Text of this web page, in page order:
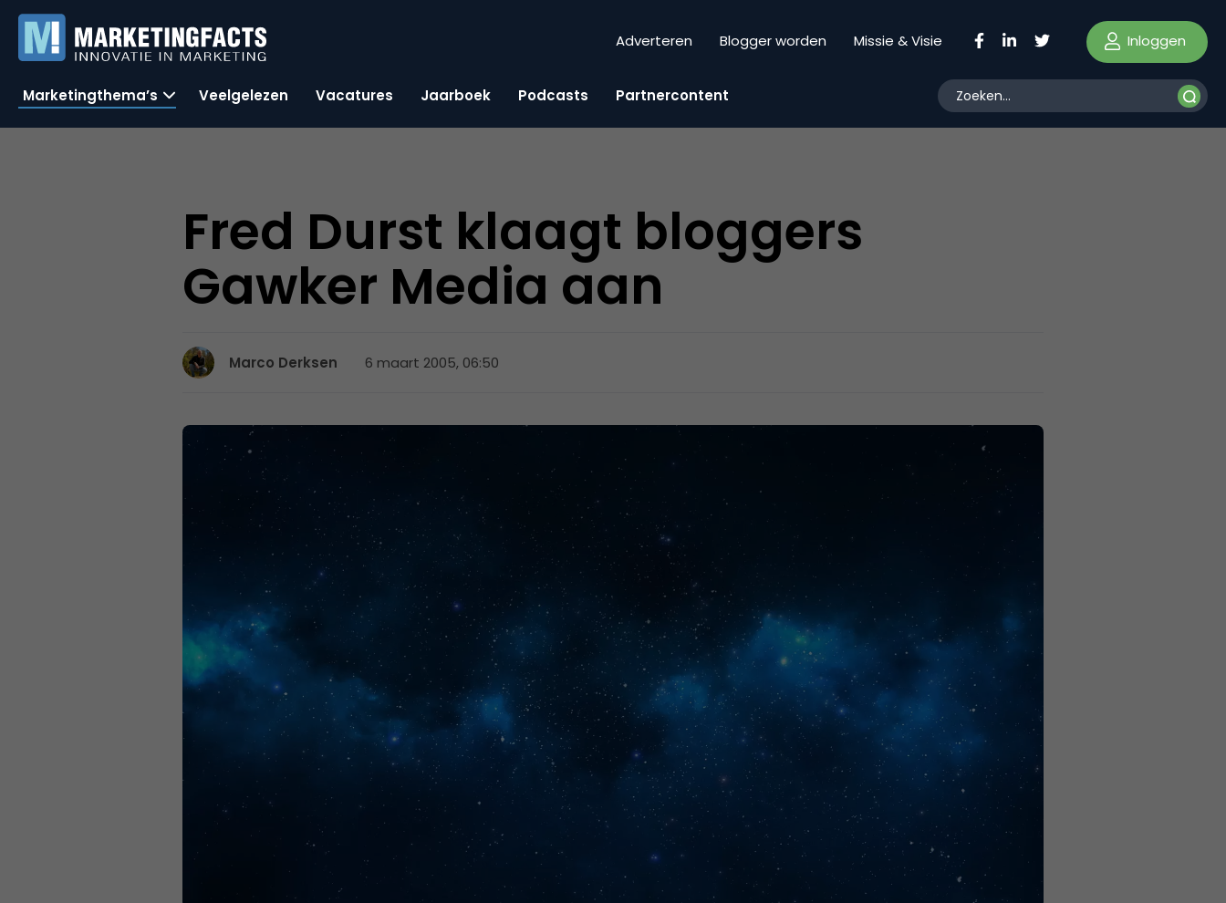
Adverteren Blogger worden Missie & Visie Inloggen
Marketingthema’s Veelgelezen Vacatures Jaarboek Podcasts Partnercontent
Fred Durst klaagt bloggers
Gawker Media aan
Marco Derksen 6 maart 2005, 06:50